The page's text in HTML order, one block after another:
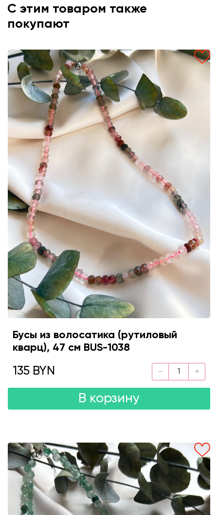
С этим товаром также
покупают
Бусы из волосатика (рутиловый
кварц), 47 см BUS-1038
135 BYN
В корзину